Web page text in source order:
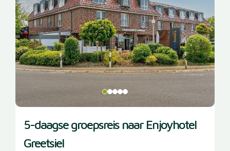
5-daagse groepsreis naar Enjoyhotel
Greetsiel